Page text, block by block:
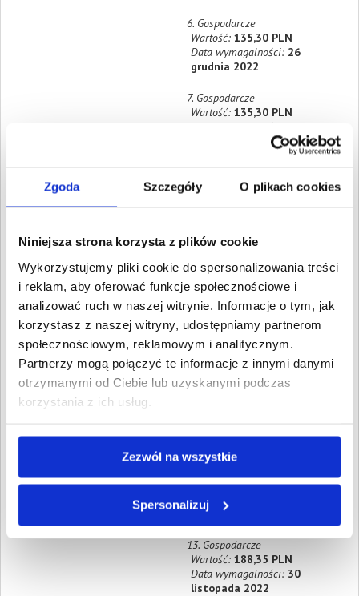
Zgoda Szczegóły O plikach cookies
Niniejsza strona korzysta z plików cookie
Wykorzystujemy pliki cookie do spersonalizowania treści
i reklam, aby oferować funkcje społecznościowe i
analizować ruch w naszej witrynie. Informacje o tym, jak
korzystasz z naszej witryny, udostępniamy partnerom
społecznościowym, reklamowym i analitycznym.
Partnerzy mogą połączyć te informacje z innymi danymi
otrzymanymi od Ciebie lub uzyskanymi podczas
korzystania z ich usług.
Zezwól na wszystkie
Spersonalizuj
6. Gospodarcze
Wartość:135,30 PLN
Data wymagalności: 26
grudnia 2022
7. Gospodarcze
Wartość:135,30 PLN
Data wymagalności: 26
Wartość:
184,50 PLN
9. Gospodarcze
186,10 PLN
Data wymagalności:2
kwietnia 2022
10. Gospodarcze
Wartość:
186,32 PLN
Data wymagalności:3 maja
2022
czerwca 2022
Wartość:194,79 PLN
Data wymagalności:
października 2022
13. Gospodarcze
Wartość:188,35 PLN
Data wymagalności: 30
listopada 2022